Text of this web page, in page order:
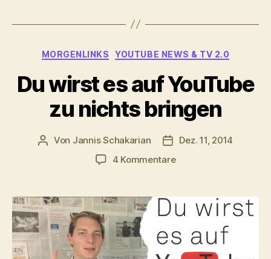
Kategorien
MORGENLINKS YOUTUBE NEWS & TV 2.0
Du wirst es auf YouTube
zu nichts bringen
Beitragsautor
Von Jannis Schakarian
Dez. 11, 2014
4 Kommentarezu
es
auf
zu
nichts